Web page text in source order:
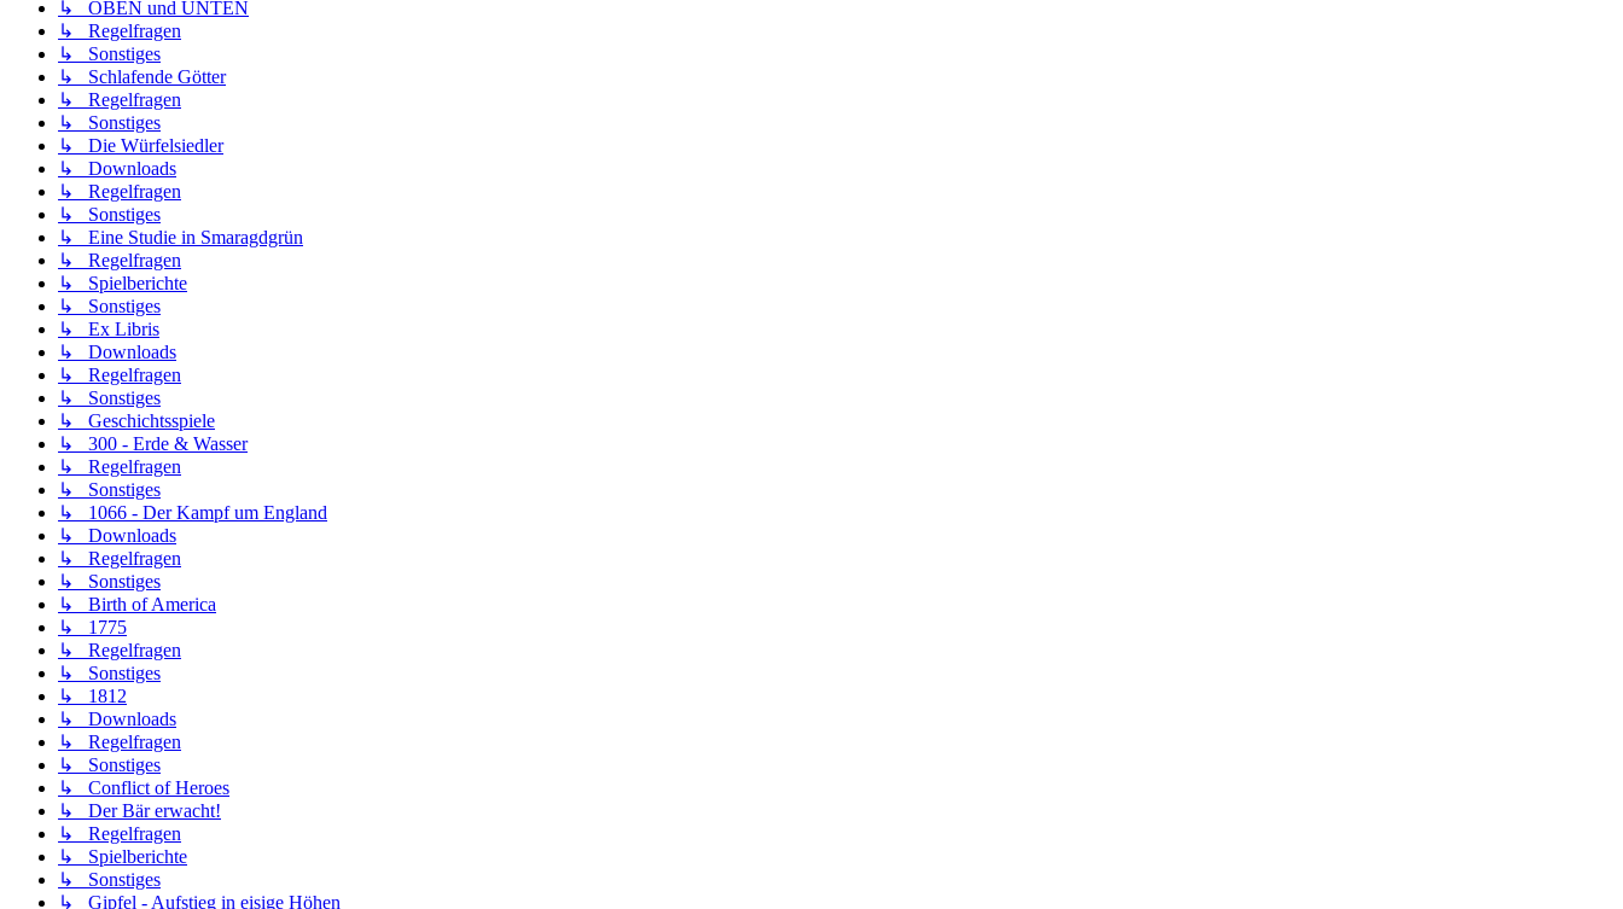
↳ OBEN und UNTEN
↳ Regelfragen
↳ Sonstiges
↳ Schlafende Götter
↳ Regelfragen
↳ Sonstiges
↳ Die Würfelsiedler
↳ Downloads
↳ Regelfragen
↳ Sonstiges
↳ Eine Studie in Smaragdgrün
↳ Regelfragen
↳ Spielberichte
↳ Sonstiges
↳ Ex Libris
↳ Downloads
↳ Regelfragen
↳ Sonstiges
↳ Geschichtsspiele
↳ 300 - Erde & Wasser
↳ Regelfragen
↳ Sonstiges
↳ 1066 - Der Kampf um England
↳ Downloads
↳ Regelfragen
↳ Sonstiges
↳ Birth of America
↳ 1775
↳ Regelfragen
↳ Sonstiges
↳ 1812
↳ Downloads
↳ Regelfragen
↳ Sonstiges
↳ Conflict of Heroes
↳ Der Bär erwacht!
↳ Regelfragen
↳ Spielberichte
↳ Sonstiges
↳ Gipfel - Aufstieg in eisige Höhen